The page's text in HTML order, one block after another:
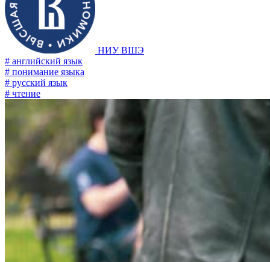
НИУ ВШЭ
# английский язык
# понимание языка
# русский язык
# чтение